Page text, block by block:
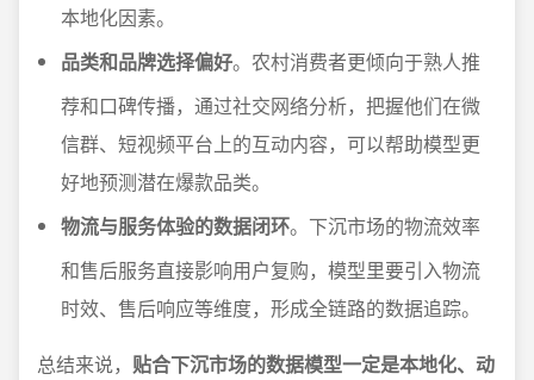
本地化因素。
品类和品牌选择偏好。农村消费者更倾向于熟人推
荐和口碑传播，通过社交网络分析，把握他们在微
信群、短视频平台上的互动内容，可以帮助模型更
好地预测潜在爆款品类。
物流与服务体验的数据闭环。下沉市场的物流效率
和售后服务直接影响用户复购，模型里要引入物流
时效、售后响应等维度，形成全链路的数据追踪。
总结来说， 贴合下沉市场的数据模型一定是本地化、动